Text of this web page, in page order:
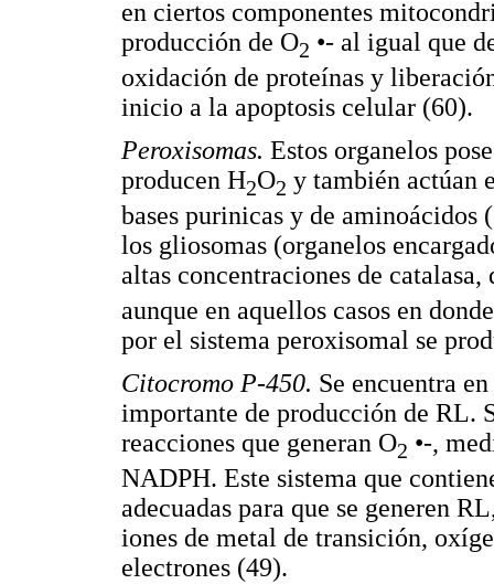
en ciertos componentes
producción de O2 •- al igual que
oxidación de proteínas y
inicio a la apoptosis celular (60).
Peroxisomas. Estos organelos
producen H2O2 y también actúan
bases purinicas y de aminoácidos
los gliosomas (organelos
altas concentraciones de
aunque en aquellos casos en
por el sistema peroxisomal se
Citocromo P-450. Se encuentra
importante de producción de RL.
reacciones que generan O2 •-,
NADPH. Este sistema que
adecuadas para que se generen
iones de metal de transición,
electrones (49).